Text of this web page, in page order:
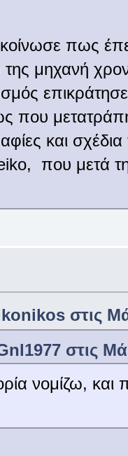
πως
της μηχανή
επικράτησε
που
και
που μετά
στις
στις
νομίζω, και